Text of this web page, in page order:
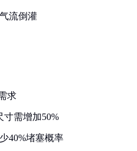
流倒灌
求
寸需增加50%
40%堵塞概率